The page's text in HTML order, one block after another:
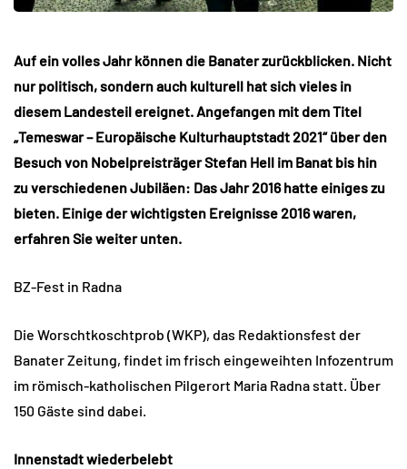
Auf ein volles Jahr können die Banater zurückblicken. Nicht
nur politisch, sondern auch kulturell hat sich vieles in
diesem Landesteil ereignet. Angefangen mit dem Titel
„Temeswar – Europäische Kulturhauptstadt 2021“ über den
Besuch von Nobelpreisträger Stefan Hell im Banat bis hin
zu verschiedenen Jubiläen: Das Jahr 2016 hatte einiges zu
bieten. Einige der wichtigsten Ereignisse 2016 waren,
erfahren Sie weiter unten.
BZ-Fest in Radna
Die Worschtkoschtprob (WKP), das Redaktionsfest der
Banater Zeitung, findet im frisch eingeweihten Infozentrum
im römisch-katholischen Pilgerort Maria Radna statt. Über
150 Gäste sind dabei.
Innenstadt wiederbelebt